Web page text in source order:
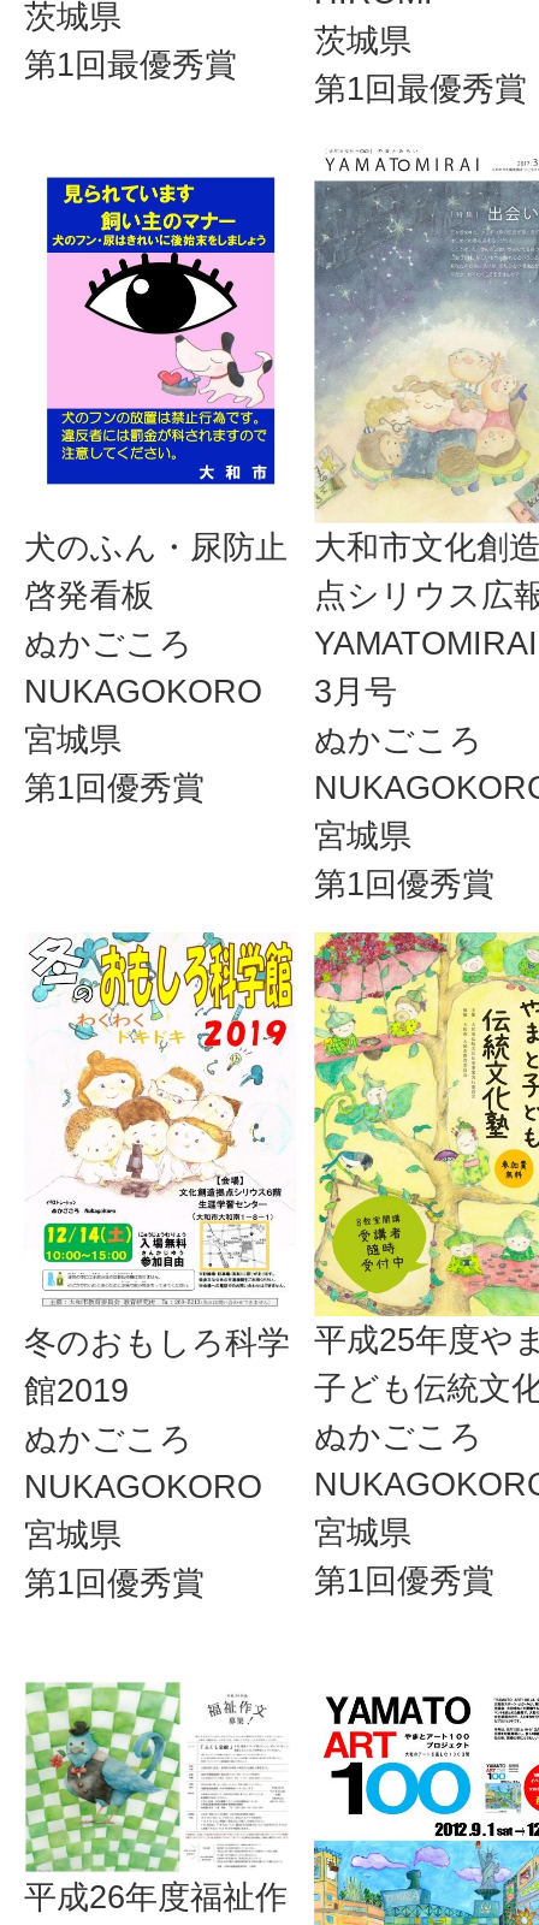
茨城県
第1回最優秀賞
茨城県
第1回最優秀賞
犬のふん・尿防止
啓発看板
ぬかごころ
NUKAGOKORO
宮城県
第1回優秀賞
大和市文化創
点シリウス広
3月号
ぬかごころ
宮城県
第1回優秀賞
冬のおもしろ科学
館2019
ぬかごころ
NUKAGOKORO
宮城県
第1回優秀賞
平成25年度や
子ども伝統文
ぬかごころ
宮城県
第1回優秀賞
平成26年度福祉作